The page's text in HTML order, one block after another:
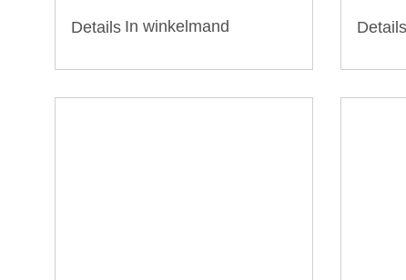
Details In winkelmand Details